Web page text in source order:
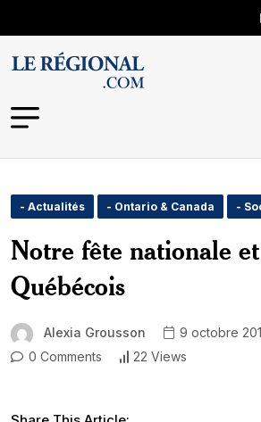
- Actualités - Ontario & Canada -
Notre fête nationale
Québécois
Alexia Grousson
9 octobre
0 Comments
22 Views